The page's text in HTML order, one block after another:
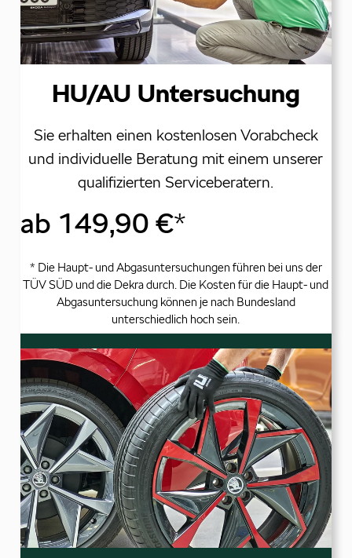
HU/AU Untersuchung
Sie erhalten einen kostenlosen Vorabcheck
und individuelle Beratung mit einem unserer
qualifizierten Serviceberatern.
ab 149,90 €*
* Die Haupt- und Abgasuntersuchungen führen bei uns der
TÜV SÜD und die Dekra durch. Die Kosten für die Haupt- und
Abgasuntersuchung können je nach Bundesland
unterschiedlich hoch sein.